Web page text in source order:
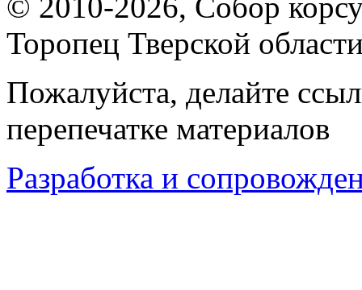
© 2010-2026, Собор
Торопец Тверской
Пожалуйста, делайте
перепечатке материалов
Разработка и